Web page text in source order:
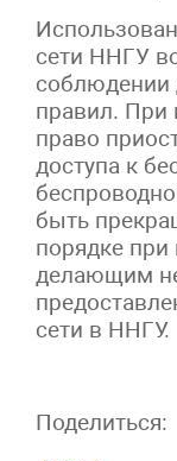
сети ННГУ
соблюдении
правил. При
право
доступа к
быть
порядке при
делающим
сети в ННГУ.
Поделиться: